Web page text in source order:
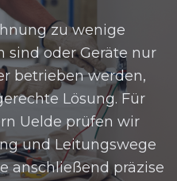
zu wenige
sind oder Geräte nur
betrieben werden,
Lösung. Für
Ueldeprüfen wir
und Leitungswege
anschließend präzise